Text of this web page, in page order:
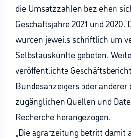
die Umsatzzahlen beziehen
Geschäftsjahre 2021 und 2020.
wurden jeweils schriftlich um
Selbstauskünfte gebeten.
veröffentlichte
Bundesanzeigers oder anderer
zugänglichen Quellen und
Recherche herangezogen.
„Die agrarzeitung betritt damit